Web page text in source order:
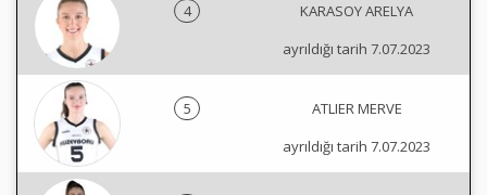
4
KARASOY ARELYA
ayrıldığı tarih 7.07.2023
5
ATLIER MERVE
ayrıldığı tarih 7.07.2023